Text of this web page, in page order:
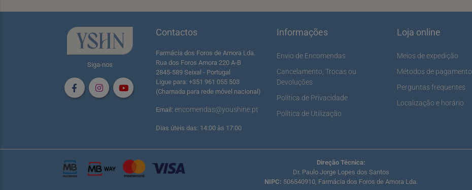
Siga-nos
Contactos
Farmácia dos Foros de Amora Lda.
Rua dos Foros Amora 220 A-B
2845-589 Seixal - Portugal
Ligue para: +351 961 055 503
(Chamada para rede móvel nacional)
Email: encomendas@youshine.pt
Dias úteis das: 14:00 às 17:00
Informações
Envio de Encomendas
Cancelamento, Trocas ou
Devoluções
Política de Privacidade
Política de Utilização
Loja online
Meios de expedição
Métodos de pagamento
Perguntas frequentes
Localização e horário
Direção Técnica:
Dr. Paulo Jorge Lopes dos Santos
NIPC: 506540910, Farmácia dos Foros de Amora Lda.